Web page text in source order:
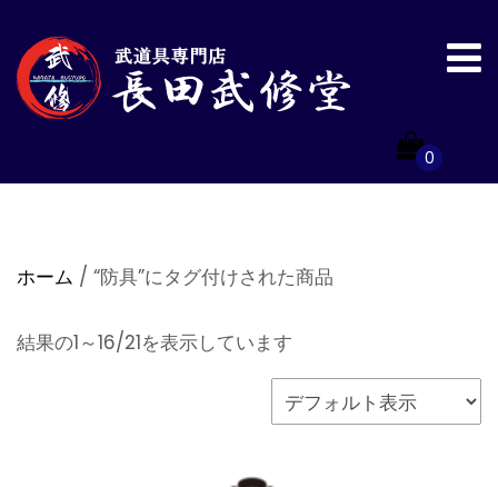
0
ホーム / “防具”にタグ付けされた商品
結果の1～16/21を表示しています